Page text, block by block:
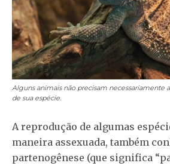
Alguns animais não precisam necessariamente
de sua espécie.
A reprodução de algumas
maneira assexuada, também
partenogênese (que significa